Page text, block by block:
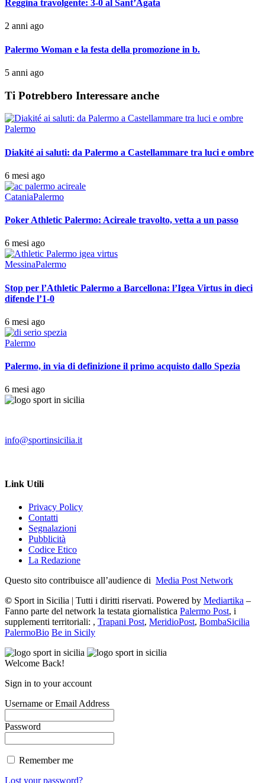
Reggina travolgente: 3-0 al Sant’Agata
2 anni ago
Palermo Woman e la festa della promozione in b.
5 anni ago
Ti Potrebbero Interessare anche
Palermo
Diakité ai saluti: da Palermo a Castellammare tra luci e ombre
6 mesi ago
CataniaPalermo
Poker Athletic Palermo: Acireale travolto, vetta a un passo
6 mesi ago
MessinaPalermo
Stop per l’Athletic Palermo a Barcellona: l’Igea Virtus in dieci
difende l’1-0
6 mesi ago
Palermo
Palermo, in via di definizione il primo acquisto dallo Spezia
6 mesi ago
info@sportinsicilia.it
Link Utili
Privacy Policy
Contatti
Segnalazioni
Pubblicità
Codice Etico
La Redazione
Questo sito contribuisce all’audience di Media Post Network
© Sport in Sicilia | Tutti i diritti riservati. Powered by Mediartika –
Fanno parte del network la testata giornalistica Palermo Post, i
supplementi territoriali: , Trapani Post, MeridioPost, BombaSicilia
PalermoBio Be in Sicily
Welcome Back!
Sign in to your account
Username or Email Address
Password
Remember me
Lost your password?